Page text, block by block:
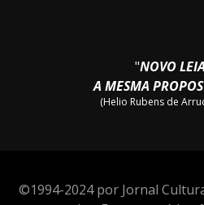
"NOVO
A MESMA
(Helio Rubens de
©1994-2024 por Jornal